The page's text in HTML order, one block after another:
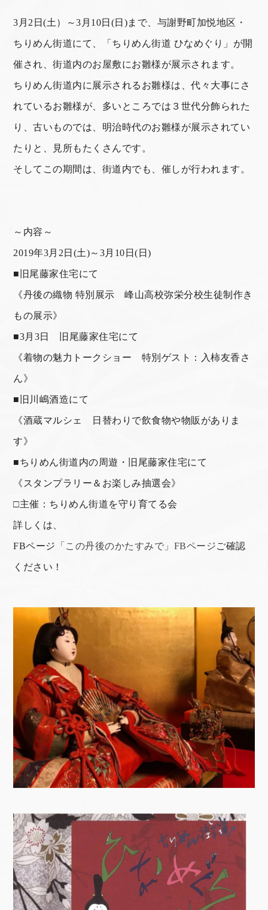
3月2日(土）～3月10日(日)まで、与謝野町加悦地区・
ちりめん街道にて、「ちりめん街道 ひなめぐり」が開
催され、街道内のお屋敷にお雛様が展示されます。
ちりめん街道内に展示されるお雛様は、代々大事にさ
れているお雛様が、多いところでは３世代分飾られた
り、古いものでは、明治時代のお雛様が展示されてい
たりと、見所もたくさんです。
そしてこの期間は、街道内でも、催しが行われます。
～内容～
2019年3月2日(土)～3月10日(日)
■旧尾藤家住宅にて
《丹後の織物 特別展示 峰山高校弥栄分校生徒制作き
もの展示》
■3月3日 旧尾藤家住宅にて
《着物の魅力トークショー 特別ゲスト：入柿友香さ
ん》
■旧川嶋酒造にて
《酒蔵マルシェ 日替わりで飲食物や物販がありま
す》
■ちりめん街道内の周遊・旧尾藤家住宅にて
《スタンプラリー＆お楽しみ抽選会》
□主催：ちりめん街道を守り育てる会
詳しくは、
FBページ 「この丹後のかたすみで」FBページご確認
ください！